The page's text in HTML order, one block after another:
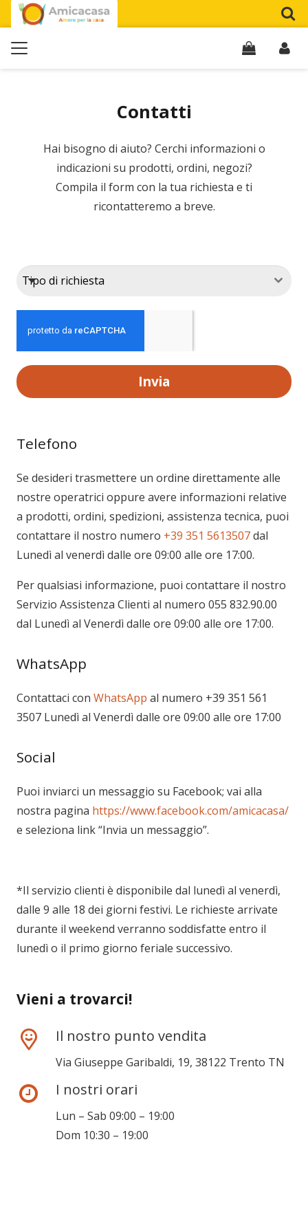
Contatti
Hai bisogno di aiuto? Cerchi informazioni o
indicazioni su prodotti, ordini, negozi?
Compila il form con la tua richiesta e ti
ricontatteremo a breve.
Tipo di richiesta
Invia
Telefono
Se desideri trasmettere un ordine direttamente alle
nostre operatrici oppure avere informazioni relative
a prodotti, ordini, spedizioni, assistenza tecnica, puoi
contattare il nostro numero +39 351 5613507dal
Lunedì al venerdì dalle ore 09:00 alle ore 17:00.
Per qualsiasi informazione, puoi contattare il nostro
Servizio Assistenza Clienti al numero 055 832.90.00
dal Lunedì al Venerdì dalle ore 09:00 alle ore 17:00.
WhatsApp
Contattaci con WhatsApp al numero +39 351 561
3507 Lunedì al Venerdì dalle ore 09:00 alle ore 17:00
Social
Puoi inviarci un messaggio su Facebook; vai alla
nostra pagina https://www.facebook.com/amicacasa/
e seleziona link “Invia un messaggio”.
*Il servizio clienti è disponibile dal lunedì al venerdì,
dalle 9 alle 18 dei giorni festivi. Le richieste arrivate
durante il weekend verranno soddisfatte entro il
lunedì o il primo giorno feriale successivo.
Vieni a trovarci!
Il nostro punto vendita
Via Giuseppe Garibaldi, 19, 38122 Trento TN
I nostri orari
Lun – Sab 09:00 – 19:00
Dom 10:30 – 19:00